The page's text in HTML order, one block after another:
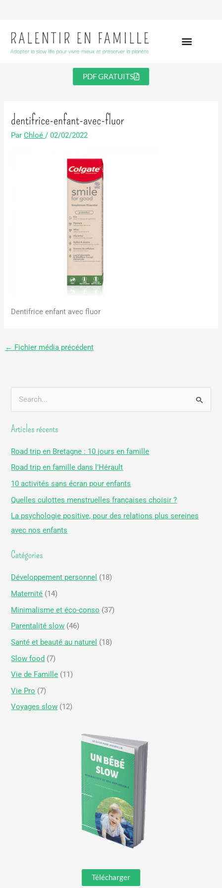
PDF GRATUITS
dentifrice-enfant-avec-fluor
ParChloé/02/02/2022
Dentifrice enfant avec fluor
← Fichier média précédent
c
r
c
h
e
r
:
Articles récents
Road trip en Bretagne : 10 jours en famille
Road trip en famille dans l’Hérault
10 activités sans écran pour enfants
Quelles culottes menstruelles françaises choisir ?
La psychologie positive, pour des relations plus sereines
avec nos enfants
Catégories
Développement personnel (18)
Maternité (14)
Minimalisme et éco-conso (37)
Parentalité slow (46)
Santé et beauté au naturel (18)
Slow food (7)
Vie de Famille (11)
Vie Pro (7)
Voyages slow (12)
Télécharger